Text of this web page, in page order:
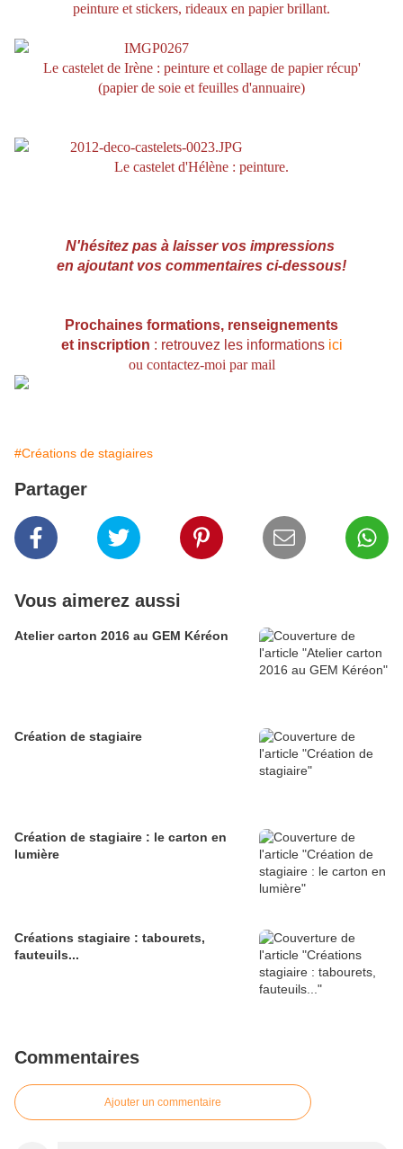
peinture et stickers, rideaux en papier brillant.
Le castelet de Irène : peinture et collage de papier récup'
(papier de soie et feuilles d'annuaire)
Le castelet d'Hélène : peinture.
N'hésitez pas à laisser vos impressions
en ajoutant vos commentaires ci-dessous!
Prochaines formations, renseignements
et inscription : retrouvez les informations ici
ou contactez-moi par mail
#Créations de stagiaires
Partager
Vous aimerez aussi
Atelier carton 2016 au GEM Kéréon
Création de stagiaire
Création de stagiaire : le carton en
lumière
Créations stagiaire : tabourets,
fauteuils...
Commentaires
Ajouter un commentaire